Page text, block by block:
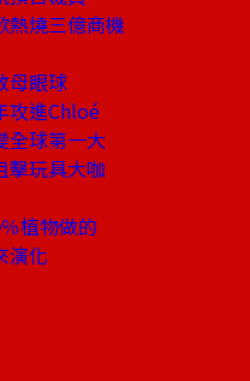
燒三億商機
母眼球
進Chloé
球第一大
玩具大咖
植物做的
演化